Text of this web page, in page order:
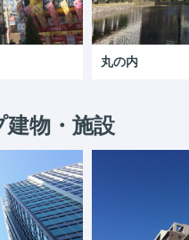
丸の内
物・施設